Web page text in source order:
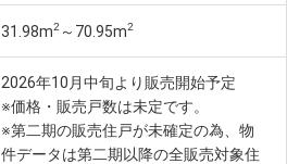
31.98m2 ～70.95m2
2026年10月中旬より販売開始予定
※価格・販売戸数は未定です。
※第二期の販売住戸が未確定の為、物
件データは第二期以降の全販売対象住